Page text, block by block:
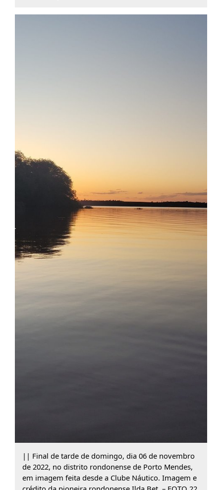
|| Final de tarde de domingo, dia 06 de novembro
de 2022, no distrito rondonense de Porto Mendes,
em imagem feita desde a Clube Náutico. Imagem e